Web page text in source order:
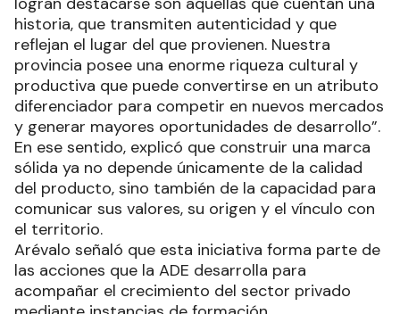
historia, que transmiten autenticidad y que
reflejan el lugar del que provienen. Nuestra
provincia posee una enorme riqueza cultural y
productiva que puede convertirse en un atributo
diferenciador para competir en nuevos mercados
y generar mayores oportunidades de desarrollo”.
En ese sentido, explicó que construir una marca
sólida ya no depende únicamente de la calidad
del producto, sino también de la capacidad para
comunicar sus valores, su origen y el vínculo con
el territorio.
Arévalo señaló que esta iniciativa forma parte de
las acciones que la ADE desarrolla para
acompañar el crecimiento del sector privado